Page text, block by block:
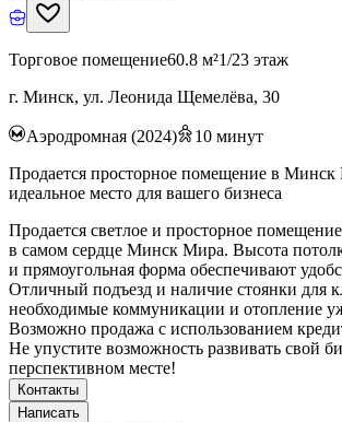
Торговое помещение60.8 м²1/23 этаж
г. Минск, ул. Леонида Щемелёва, 30
Аэродромная (2024) 10 минут
Продается просторное помещение в
идеальное место для вашего бизнеса
Продается светлое и просторное
в самом сердце Минск Мира. Высота
и прямоугольная форма обеспечивают
Отличный подъезд и наличие стоянки для
необходимые коммуникации и отопление
Возможно продажа с использованием
Не упустите возможность развивать свой
перспективном месте!
Контакты
Написать